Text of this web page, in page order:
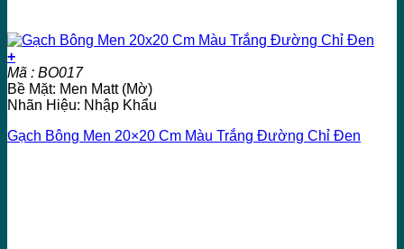
+
Mã : BO017
Bề Mặt: Men Matt (Mờ)
Nhãn Hiệu: Nhập Khẩu
Gạch Bông Men 20×20 Cm Màu Trắng Đường Chỉ Đen